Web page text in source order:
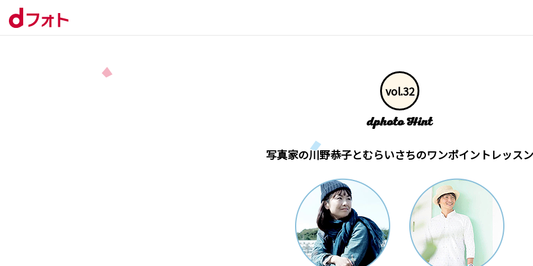
vol.32
写真家の川野恭子とむらいさちのワンポイントレッスン